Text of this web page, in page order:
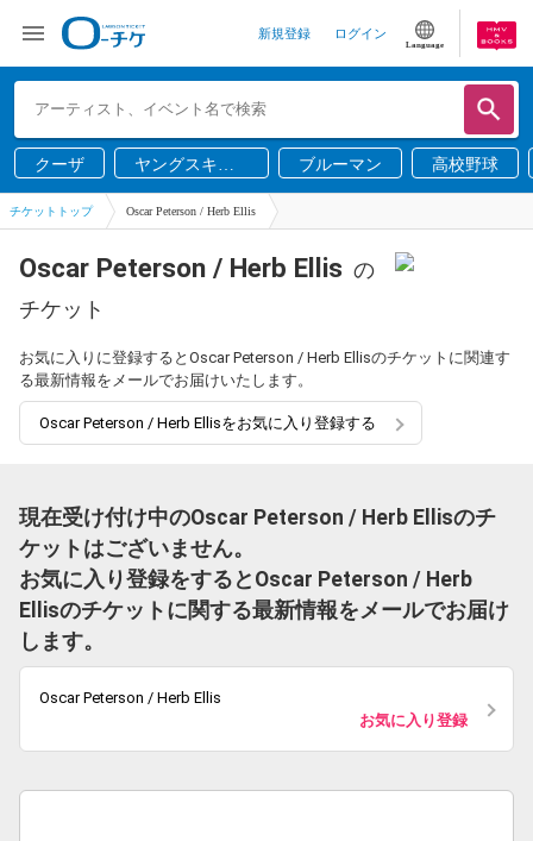
新規登録 ログイン
Language
クーザ
ヤングスキニ
ー
ブルーマン 高校野球
チケットトップ Oscar Peterson / Herb Ellis
Oscar Peterson / Herb Ellis の
チケット
お気に入りに登録するとOscar Peterson / Herb Ellisのチケットに関連す
る最新情報をメールでお届けいたします。
Oscar Peterson / Herb Ellisをお気に入り登録する
現在受け付け中のOscar Peterson / Herb Ellisのチ
ケットはございません。
お気に入り登録をするとOscar Peterson / Herb
Ellisのチケットに関する最新情報をメールでお届け
します。
Oscar Peterson / Herb Ellis
お気に入り登録